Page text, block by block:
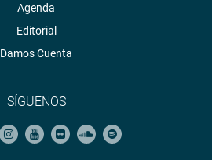
Agenda
Editorial
Damos Cuenta
SÍGUENOS